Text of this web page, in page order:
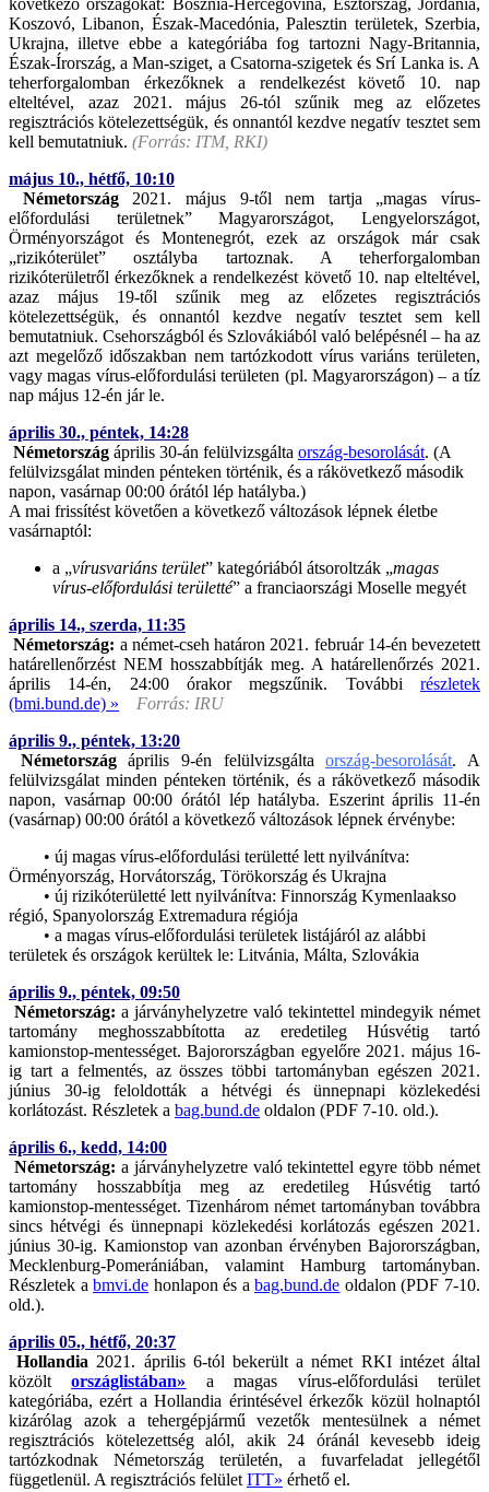
Koszovó, Libanon, Észak-Macedónia, Palesztin területek, Szerbia,
Ukrajna, illetve ebbe a kategóriába fog tartozni Nagy-Britannia,
Észak-Írország, a Man-sziget, a Csatorna-szigetek és Srí Lanka is. A
teherforgalomban érkezőknek a rendelkezést követő 10. nap
elteltével, azaz 2021. május 26-tól szűnik meg az előzetes
regisztrációs kötelezettségük, és onnantól kezdve negatív tesztet sem
kell bemutatniuk. (Forrás: ITM, RKI)
május 10., hétfő, 10:10
Németország2021. május 9-től nem tartja „magas vírus-
előfordulási területnek” Magyarországot, Lengyelországot,
Örményországot és Montenegrót, ezek az országok már csak
„rizikóterület” osztályba tartoznak. A teherforgalomban
rizikóterületről érkezőknek a rendelkezést követő 10. nap elteltével,
azaz május 19-től szűnik meg az előzetes regisztrációs
kötelezettségük, és onnantól kezdve negatív tesztet sem kell
bemutatniuk. Csehországból és Szlovákiából való belépésnél – ha az
azt megelőző időszakban nem tartózkodott vírus variáns területen,
vagy magas vírus-előfordulási területen (pl. Magyarországon) – a tíz
nap május 12-én jár le.
április 30., péntek, 14:28
Németország április 30-án felülvizsgálta ország-besorolását. (A
felülvizsgálat minden pénteken történik, és a rákövetkező második
napon, vasárnap 00:00 órától lép hatályba.)
A mai frissítést követően a következő változások lépnek életbe
vasárnaptól:
a „vírusvariáns terület” kategóriából átsoroltzák „magas
vírus-előfordulási területté” a franciaországi Moselle megyét
április 14., szerda, 11:35
Németország: a német-cseh határon 2021. február 14-én bevezetett
határellenőrzést NEM hosszabbítják meg. A határellenőrzés 2021.
április 14-én, 24:00 órakor megszűnik. További részletek
(bmi.bund.de) »
Forrás: IRU
április 9., péntek, 13:20
Németországáprilis 9-én felülvizsgáltaország-besorolását. A
felülvizsgálat minden pénteken történik, és a rákövetkező második
napon, vasárnap 00:00 órától lép hatályba. Eszerint április 11-én
(vasárnap) 00:00 órától a következő változások lépnek érvénybe:
• új magas vírus-előfordulási területté lett nyilvánítva:
Örményország, Horvátország, Törökország és Ukrajna
• új rizikóterületté lett nyilvánítva: Finnország Kymenlaakso
régió, Spanyolország Extremadura régiója
• a magas vírus-előfordulási területek listájáról az alábbi
területek és országok kerültek le: Litvánia, Málta, Szlovákia
április 9., péntek, 09:50
Németország: a járványhelyzetre való tekintettel mindegyik német
tartomány meghosszabbította az eredetileg Húsvétig tartó
kamionstop-mentességet. Bajorországban egyelőre 2021. május 16-
ig tart a felmentés, az összes többi tartományban egészen 2021.
június 30-ig feloldották a hétvégi és ünnepnapi közlekedési
korlátozást. Részletek a bag.bund.de oldalon (PDF 7-10. old.).
április 6., kedd, 14:00
Németország: a járványhelyzetre való tekintettel egyre több német
tartomány hosszabbítja meg az eredetileg Húsvétig tartó
kamionstop-mentességet. Tizenhárom német tartományban továbbra
sincs hétvégi és ünnepnapi közlekedési korlátozás egészen 2021.
június 30-ig. Kamionstop van azonban érvényben Bajorországban,
Mecklenburg-Pomerániában, valamint Hamburg tartományban.
Részletek abmvi.de honlapon és abag.bund.de oldalon (PDF 7-10.
old.).
április 05., hétfő, 20:37
Hollandia 2021. április 6-tól bekerült a német RKI intézet által
közöltországlistában» a magas vírus-előfordulási terület
kategóriába, ezért a Hollandia érintésével érkezők közül holnaptól
kizárólag azok a tehergépjármű vezetők mentesülnek a német
regisztrációs kötelezettség alól, akik 24 óránál kevesebb ideig
tartózkodnak Németország területén, a fuvarfeladat jellegétől
függetlenül. A regisztrációs felület ITT» érhető el.